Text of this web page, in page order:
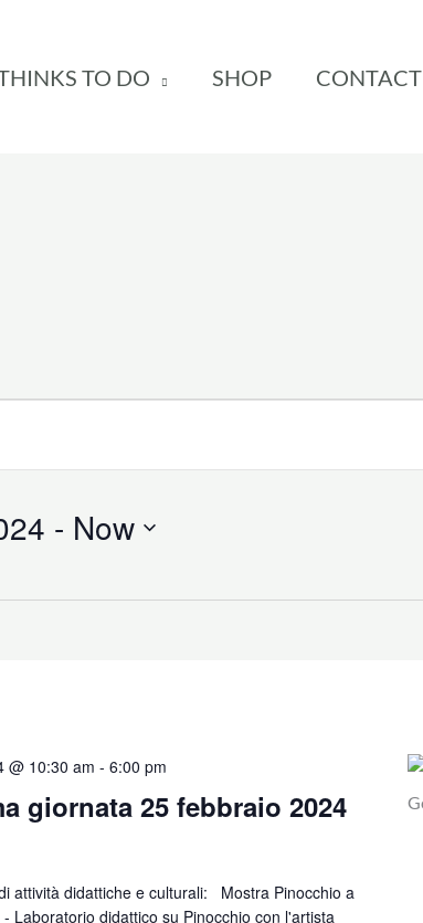
TO DO SHOP CONTACT
- Now
giornata 25 febbraio 2024
@ 10:30 am -6:00 pm
attività didattiche e culturali: Mostra Pinocchio a
Laboratorio didattico su Pinocchio con l'artista